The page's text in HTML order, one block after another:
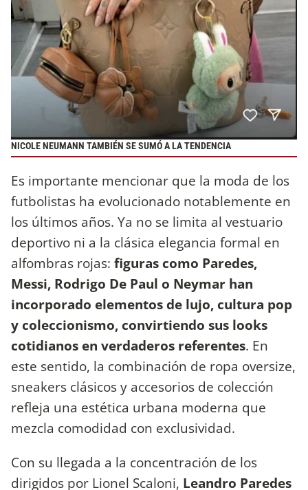
NICOLE NEUMANN TAMBIÉN SE SUMÓ A LA TENDENCIA
Es importante mencionar que la moda de los
futbolistas ha evolucionado notablemente en
los últimos años. Ya no se limita al vestuario
deportivo ni a la clásica elegancia formal en
alfombras rojas: figuras como Paredes,
Messi, Rodrigo De Paul o Neymar han
incorporado elementos de lujo, cultura pop
y coleccionismo, convirtiendo sus looks
cotidianos en verdaderos referentes. En
este sentido, la combinación de ropa oversize,
sneakers clásicos y accesorios de colección
refleja una estética urbana moderna que
mezcla comodidad con exclusividad.
Con su llegada a la concentración de los
dirigidos por Lionel Scaloni, Leandro Paredes